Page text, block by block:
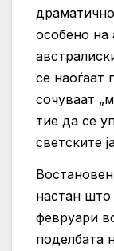
особено на
се наоѓаат
сочуваат
тие да се
светските
настан што
февруари
поделбата